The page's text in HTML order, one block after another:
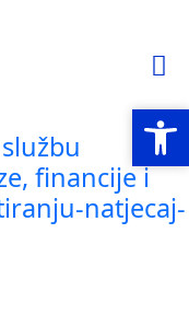
financije i
natjecaj-